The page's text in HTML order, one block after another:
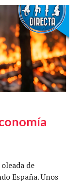
de
España. Unos